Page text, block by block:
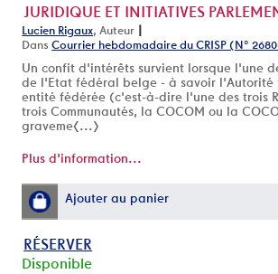
JURIDIQUE ET INITIATIVES
Lucien Rigaux, Auteur |
DansCourrier hebdomadaire du CRISP (N°
Un confit d'intérêts survient lorsque l'une
de l'Etat fédéral belge - à savoir l'Autorité
entité fédérée (c'est-à-dire l'une des trois
trois Communautés, la COCOM ou la
graveme[...]
Plus d'information...
Ajouter au panier
RÉSERVER
Disponible